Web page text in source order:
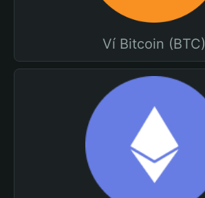
Ví Bitcoin (BTC)